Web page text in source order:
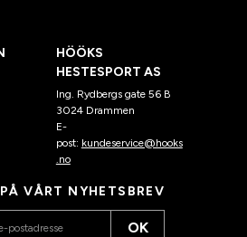
HÖÖKS
HESTESPORT AS
Ing. Rydbergs gate 56 B
3024 Drammen
E-
post: kundeservice@hooks
.no
VÅRT NYHETSBREV
OK